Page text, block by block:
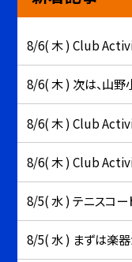
8/6( 木 ) Club
8/6( 木 ) 次は、山野
8/6( 木 ) Club
8/6( 木 ) Club
8/5( 水 ) テニスコー
8/5( 水 ) まずは楽器